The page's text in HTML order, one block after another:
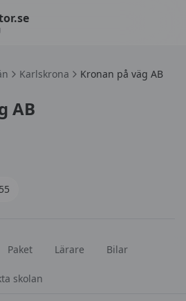
Karlskrona Kronan på väg AB
AB
Paket Lärare Bilar
skolan